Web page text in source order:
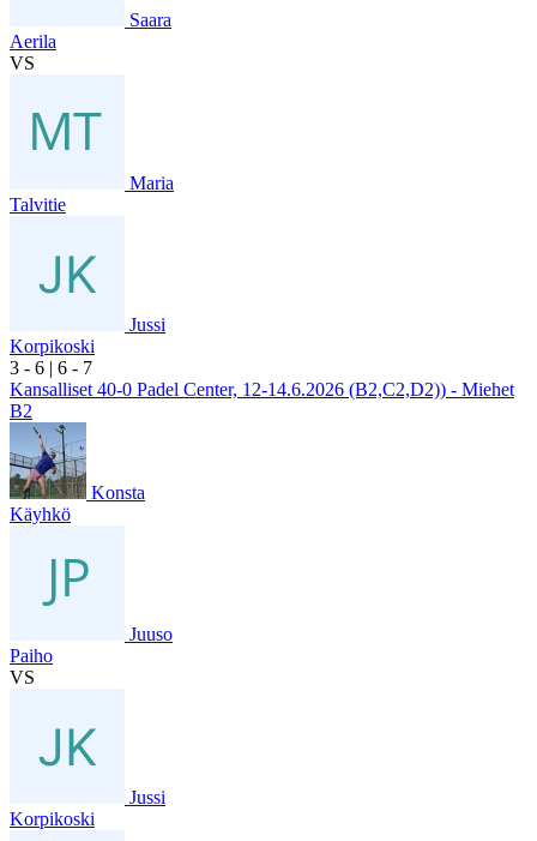
Saara
Aerila
VS
Maria
Talvitie
Jussi
Korpikoski
3 - 6 | 6 - 7
Kansalliset 40-0 Padel Center, 12-14.6.2026 (B2,C2,D2)) - Miehet
B2
Konsta
Käyhkö
Juuso
Paiho
VS
Jussi
Korpikoski